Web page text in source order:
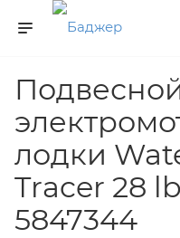
лодки
Tracer 28
5847344